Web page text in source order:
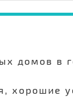
домов в
хорошие